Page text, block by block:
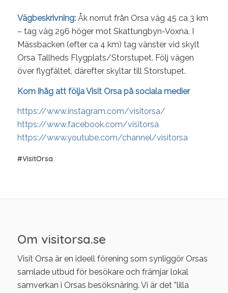
Vägbeskrivning:Åk norrut från Orsa väg 45 ca 3 km
– tag väg 296 höger mot Skattungbyn-Voxna. I
Mässbacken (efter ca 4 km) tag vänster vid skylt
Orsa Tallheds Flygplats/Storstupet. Följ vägen
över flygfältet, därefter skyltar till Storstupet.
Kom ihåg att följa Visit Orsa på sociala medier
https://www.instagram.com/visitorsa/
https://www.facebook.com/visitorsa
https://www.youtube.com/channel/visitorsa
#VisitOrsa
Om visitorsa.se
Visit Orsa är en ideell förening som synliggör Orsas
samlade utbud för besökare och främjar lokal
samverkan i Orsas besöksnäring. Vi är det ”lilla